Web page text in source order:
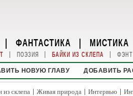
| ФАНТАСТИКА | МИСТИКА
| ПОЭЗИЯ | БАЙКИ ИЗ СКЛЕПА |
НОВУЮ ГЛАВУ ДОБАВИТЬ
из склепа | Живая природа | Интервью |